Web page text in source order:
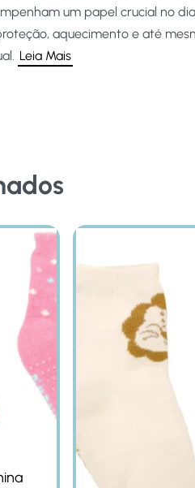
um papel crucial no
aquecimento e até
Leia Mais